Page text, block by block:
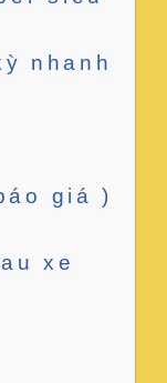
nhanh
giá )
xe